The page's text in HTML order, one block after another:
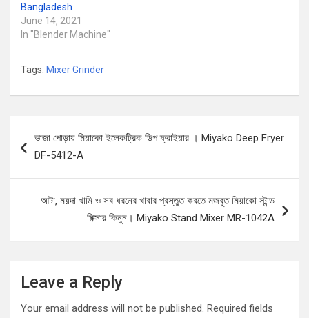
Bangladesh
June 14, 2021
In "Blender Machine"
Tags: Mixer Grinder
navigation
ভাজা পোড়ায় মিয়াকো ইলেকট্রিক ডিপ ফ্রাইয়ার । Miyako Deep Fryer
DF-5412-A
আটা, ময়দা খামি ও সব ধরনের খাবার প্রস্তুত করতে মজবুত মিয়াকো স্টান্ড
মিক্সার কিনুন। Miyako Stand Mixer MR-1042A
Leave a Reply
Your email address will not be published. Required fields